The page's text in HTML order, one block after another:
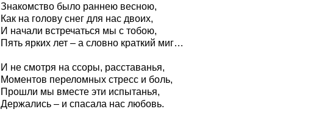
Знакомство было раннею весною,
Как на голову снег для нас двоих,
И начали встречаться мы с тобою,
Пять ярких лет – а словно краткий миг…
И не смотря на ссоры, расставанья,
Моментов переломных стресс и боль,
Прошли мы вместе эти испытанья,
Держались – и спасала нас любовь.